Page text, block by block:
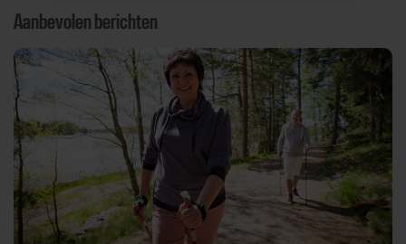
Aanbevolen berichten